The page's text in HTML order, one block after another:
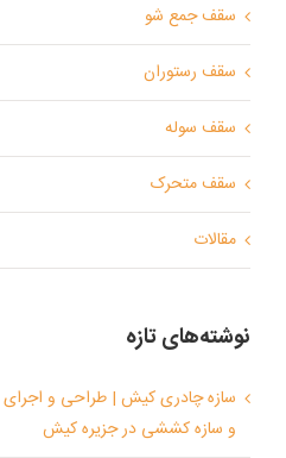
سقف جمع شو
سقف رستوران
سقف سوله
سقف متحرک
مقالات
نوشته‌های تازه
سازه چادری کیش | طراحی و اجرای
و سازه کششی در جزیره کیش